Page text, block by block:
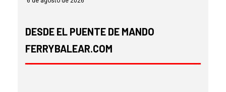
DESDE EL PUENTE DE MANDO
FERRYBALEAR.COM